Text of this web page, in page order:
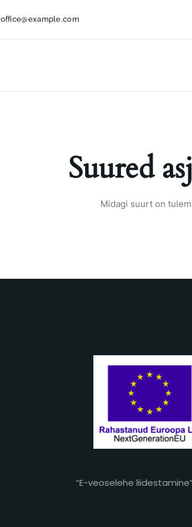
office@example.com
Suured
Midagi suurt on
“E-veoselehe liidestamine”